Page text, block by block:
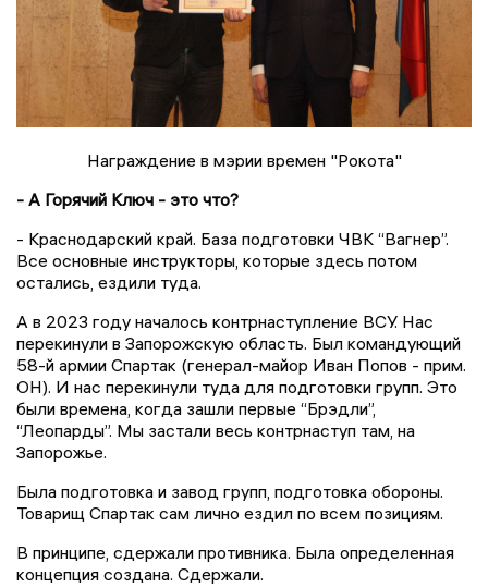
Награждение в мэрии времен "Рокота"
- А Горячий Ключ - это что?
- Краснодарский край. База подготовки ЧВК “Вагнер”.
Все основные инструкторы, которые здесь потом
остались, ездили туда.
А в 2023 году началось контрнаступление ВСУ. Нас
перекинули в Запорожскую область. Был командующий
58-й армии Спартак (генерал-майор Иван Попов - прим.
ОН). И нас перекинули туда для подготовки групп. Это
были времена, когда зашли первые “Брэдли”,
“Леопарды”. Мы застали весь контрнаступ там, на
Запорожье.
Была подготовка и завод групп, подготовка обороны.
Товарищ Спартак сам лично ездил по всем позициям.
В принципе, сдержали противника. Была определенная
концепция создана. Сдержали.